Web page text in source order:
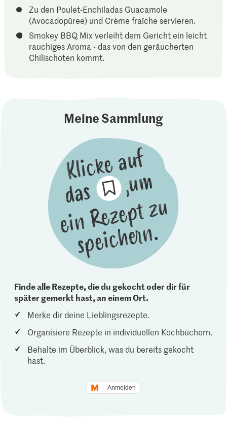
Zu den Poulet-Enchiladas Guacamole
(Avocadopüree) und Crème fraîche servieren.
Smokey BBQ Mix verleiht dem Gericht ein leicht
rauchiges Aroma - das von den geräucherten
Chilischoten kommt.
Meine Sammlung
Finde alle Rezepte, die du gekocht oder dir für
später gemerkt hast, an einem Ort.
Merke dir deine Lieblingsrezepte.
Organisiere Rezepte in individuellen Kochbüchern.
Behalte im Überblick, was du bereits gekocht
hast.
Anmelden